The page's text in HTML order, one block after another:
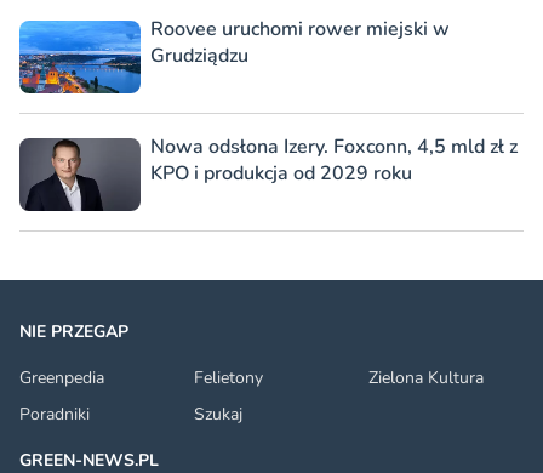
Roovee uruchomi rower miejski w
Grudziądzu
Nowa odsłona Izery. Foxconn, 4,5 mld zł z
KPO i produkcja od 2029 roku
NIE PRZEGAP
Greenpedia
Felietony
Zielona Kultura
Poradniki
Szukaj
GREEN-NEWS.PL